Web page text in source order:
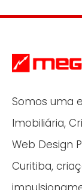
Somos uma
Imobiliária,
Web Design
Curitiba,